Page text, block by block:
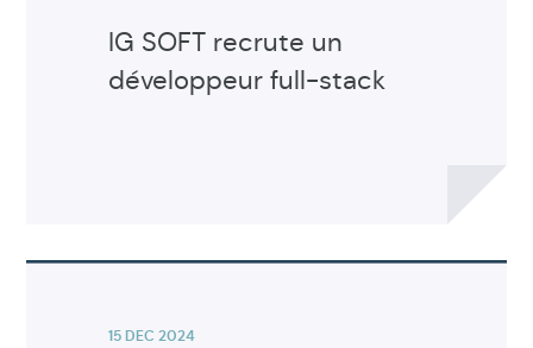
IG SOFT recrute un
développeur full-stack
Voir
15 DEC 2024